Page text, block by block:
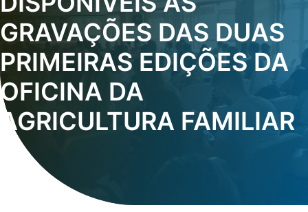
GRAVAÇÕES DAS DUAS
PRIMEIRAS EDIÇÕES DA
OFICINA DA
AGRICULTURA FAMILIAR